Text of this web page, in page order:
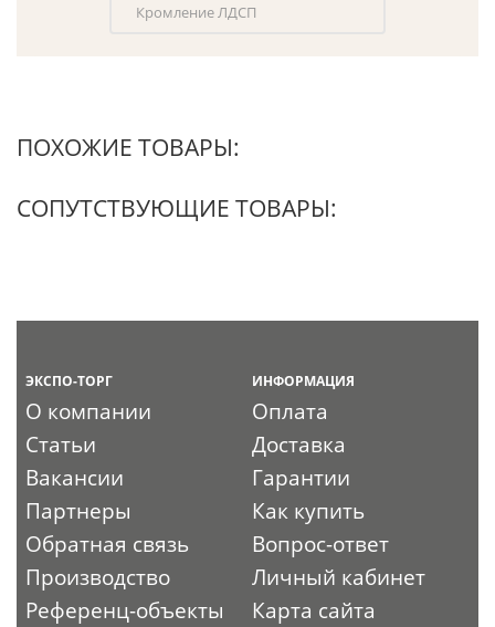
Кромление ЛДСП
ПОХОЖИЕ ТОВАРЫ:
СОПУТСТВУЮЩИЕ ТОВАРЫ:
ЭКСПО-ТОРГ
О компании
Статьи
Вакансии
Партнеры
Обратная связь
Производство
Референц-объекты
ИНФОРМАЦИЯ
Оплата
Доставка
Гарантии
Как купить
Вопрос-ответ
Личный кабинет
Карта сайта